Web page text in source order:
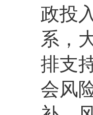
政投
系，
排支
会风